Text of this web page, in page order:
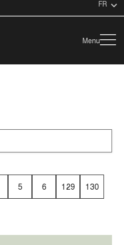
FR
Menu
5 6 129 130